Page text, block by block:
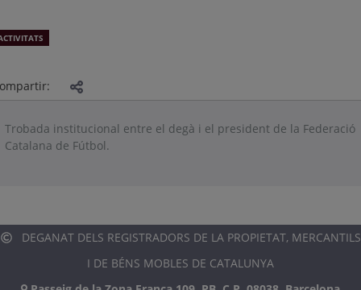
Trobada institucional entre el degà i el president de la Federació
Catalana de Fútbol.
DEGANAT DELS REGISTRADORS DE LA PROPIETAT, MERCANTILS
I DE BÉNS MOBLES DE CATALUNYA